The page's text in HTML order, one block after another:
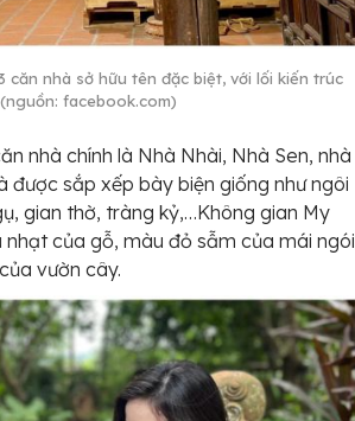
căn nhà sở hữu tên đặc biệt, với lối kiến trúc
facebook.com)
nhà chính là Nhà Nhài, Nhà Sen, nhà
được sắp xếp bày biện giống như ngôi
gian thờ, tràng kỷ,…Không gian My
của gỗ, màu đỏ sẫm của mái ngói
vườn cây.